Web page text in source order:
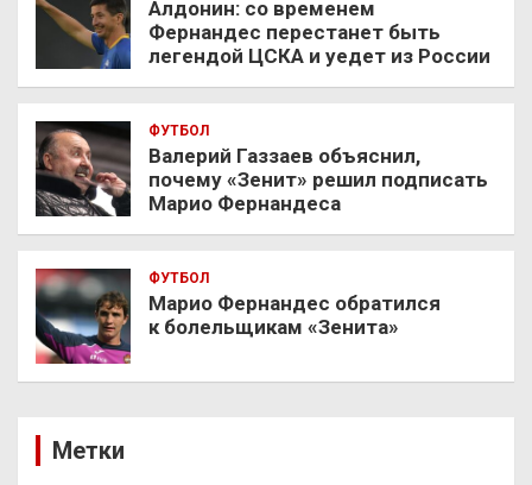
Алдонин: со временем
Фернандес перестанет быть
легендой ЦСКА и уедет из России
ФУТБОЛ
Валерий Газзаев объяснил,
почему «Зенит» решил подписать
Марио Фернандеса
ФУТБОЛ
Марио Фернандес обратился
к болельщикам «Зенита»
Метки